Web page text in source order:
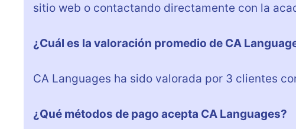
sitio web o contactando directamente con la
¿Cuál es la valoración promedio de CA
CA Languages ha sido valorada por 3 clientes
¿Qué métodos de pago acepta CA Languages?